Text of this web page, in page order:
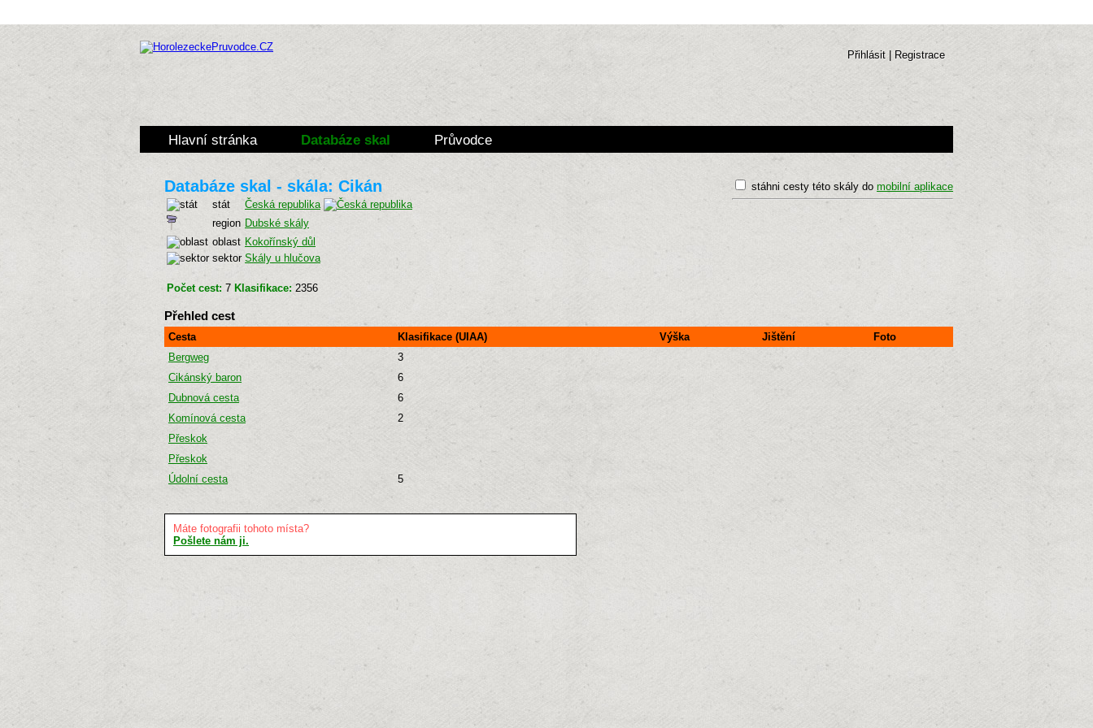
Přihlásit Registrace
Hlavní stránka Databáze skal Průvodce
stáhni cesty této skály do mobilní aplikace
Databáze skal - skála: Cikán
stát
Česká republika
region Dubské skály
oblast Kokořínský důl
sektor Skály u hlučova
Počet cest: 7 Klasifikace: 2356
Přehled cest
Cesta Klasifikace (UIAA) Výška Jištění
Foto
Bergweg
3
Cikánský baron
6
Dubnová cesta
6
Komínová cesta
2
Přeskok
Přeskok
Údolní cesta
5
Máte fotografii tohoto místa?
Pošlete nám ji.